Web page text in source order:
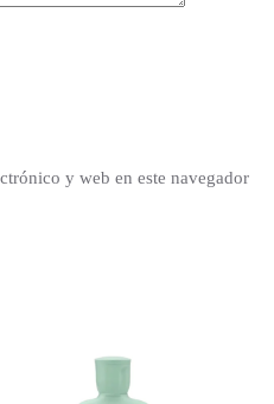
y web en este navegador